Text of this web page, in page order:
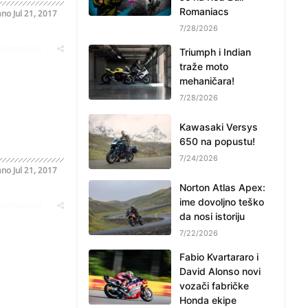
Jul 21, 2017
Jul 21, 2017
Romaniacs
7/28/2026
Triumph i Indian
traže moto
mehaničara!
7/28/2026
Kawasaki Versys
650 na popustu!
7/24/2026
Norton Atlas Apex:
ime dovoljno teško
da nosi istoriju
7/22/2026
Fabio Kvartararo i
David Alonso novi
vozači fabričke
Honda ekipe